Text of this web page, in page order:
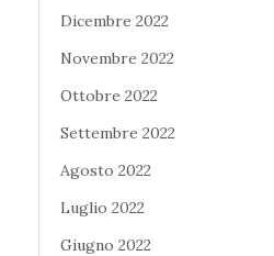
Dicembre 2022
Novembre 2022
Ottobre 2022
Settembre 2022
Agosto 2022
Luglio 2022
Giugno 2022